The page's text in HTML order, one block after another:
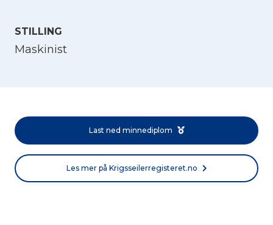
STILLING
Maskinist
Last ned minnediplom
Les mer på Krigsseilerregisteret.no